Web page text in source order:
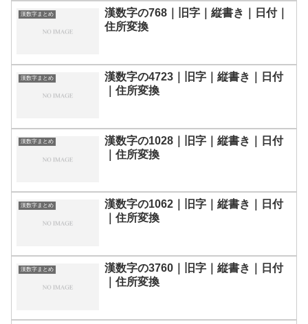
漢数字まとめ
漢数字の768｜旧字｜縦書き｜日付｜
住所変換
漢数字まとめ
漢数字の4723｜旧字｜縦書き｜日付
｜住所変換
漢数字まとめ
漢数字の1028｜旧字｜縦書き｜日付
｜住所変換
漢数字まとめ
漢数字の1062｜旧字｜縦書き｜日付
｜住所変換
漢数字まとめ
漢数字の3760｜旧字｜縦書き｜日付
｜住所変換